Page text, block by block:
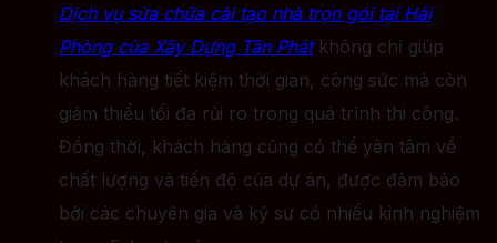
Dịch vụ sửa chữa cải tạo nhà trọn gói tại Hải
Phòng của Xây Dựng Tân Phátkhông chỉ giúp
khách hàng tiết kiệm thời gian, công sức mà còn
giảm thiểu tối đa rủi ro trong quá trình thi công.
Đồng thời, khách hàng cũng có thể yên tâm về
chất lượng và tiến độ của dự án, được đảm bảo
bởi các chuyên gia và kỹ sư có nhiều kinh nghiệm